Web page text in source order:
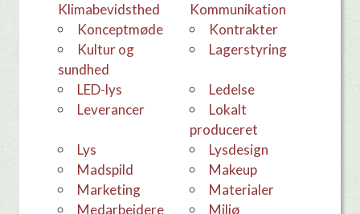
Klimabevidsthed
Kommunikation
konceptmøde
Kontrakter
Kultur og
sundhed
Lagerstyring
LED-lys
Ledelse
leverancer
Lokalt
produceret
Lys
Lysdesign
Madspild
makeup
Marketing
materialer
medarbejdere
Miljø